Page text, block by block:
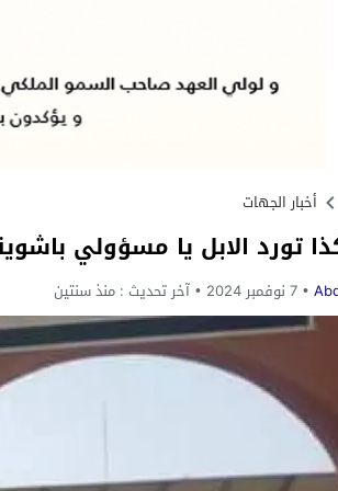
أخبار الجهات
تورد الابل يا مسؤولي
7 نوفمبر 2024 آخر تحديث : منذ سنتين